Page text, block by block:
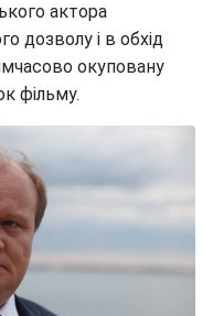
актора
дозволу і в обхід
окуповану
фільму.